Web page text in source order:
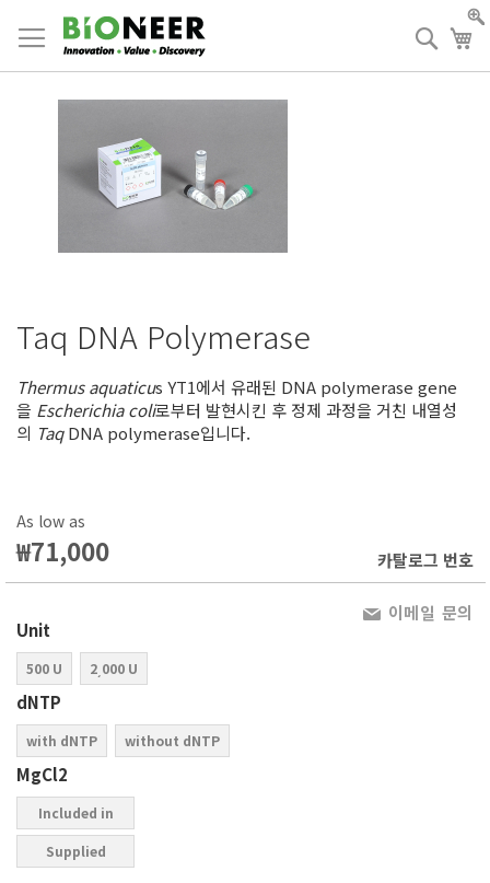
to
Content
검
색
Taq DNA Polymerase
Thermus aquaticus YT1에서 유래된 DNA polymerase gene
을 Escherichia coli로부터 발현시킨 후 정제 과정을 거친 내열성
의 TaqDNA polymerase입니다.
As low as
₩71,000 카탈로그 번호
Unit
500 U 2͵000 U
dNTP
with dNTP without dNTP
MgCl2
Included in
buffer
Supplied
separately
이메일 문의